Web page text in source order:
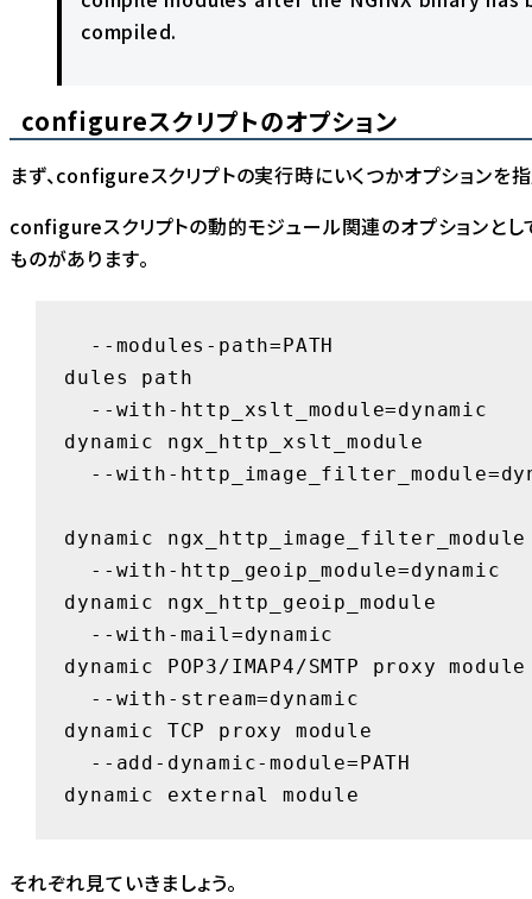
compiled.
configureスクリプトのオプション
まず、configureスクリプトの実行時にいくつかオプションを指
configureスクリプトの動的モジュール関連のオプションとし
ものがあります。
dules path
dynamic ngx_http_xslt_module
dynamic ngx_http_image_filter_module
dynamic ngx_http_geoip_module
dynamic POP3/IMAP4/SMTP proxy module
dynamic TCP proxy module
dynamic external module
それぞれ見ていきましょう。